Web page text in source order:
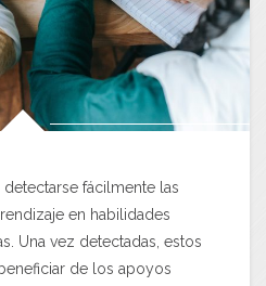
detectarse fácilmente las
en habilidades
Una vez detectadas, estos
de los apoyos